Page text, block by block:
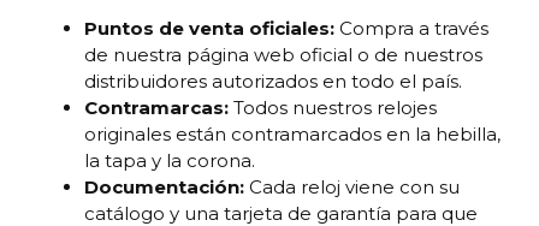
Puntos de venta oficiales: Compra a través
de nuestra página web oficial o de nuestros
distribuidores autorizados en todo el país.
Contramarcas: Todos nuestros relojes
originales están contramarcados en la hebilla,
la tapa y la corona.
Documentación: Cada reloj viene con su
catálogo y una tarjeta de garantía para que